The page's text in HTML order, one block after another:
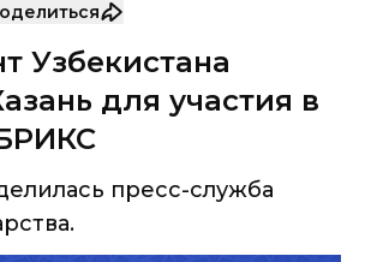
Узбекистана
для участия в
пресс-служба